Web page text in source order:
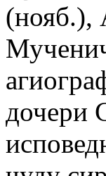
(нояб.),
дочери